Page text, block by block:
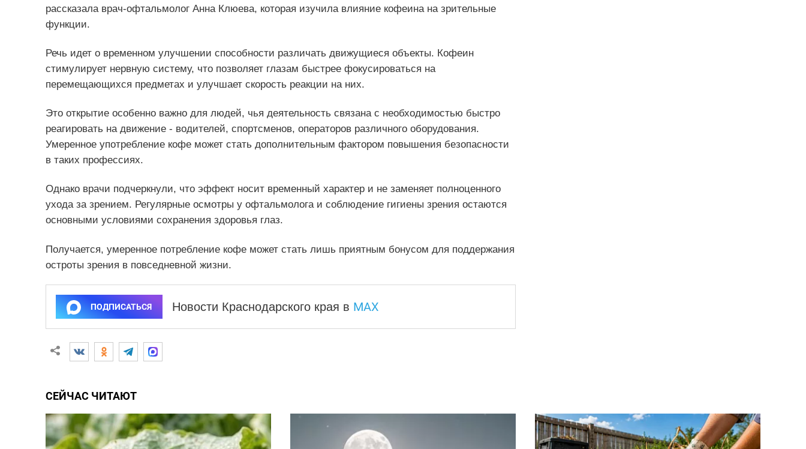
рассказала врач-офтальмолог Анна Клюева, которая изучила влияние кофеина на зрительные
функции.
Речь идет о временном улучшении способности различать движущиеся объекты. Кофеин
стимулирует нервную систему, что позволяет глазам быстрее фокусироваться на
перемещающихся предметах и улучшает скорость реакции на них.
Это открытие особенно важно для людей, чья деятельность связана с необходимостью быстро
реагировать на движение - водителей, спортсменов, операторов различного оборудования.
Умеренное употребление кофе может стать дополнительным фактором повышения безопасности
в таких профессиях.
Однако врачи подчеркнули, что эффект носит временный характер и не заменяет полноценного
ухода за зрением. Регулярные осмотры у офтальмолога и соблюдение гигиены зрения остаются
основными условиями сохранения здоровья глаз.
Получается, умеренное потребление кофе может стать лишь приятным бонусом для поддержания
остроты зрения в повседневной жизни.
ПОДПИСАТЬСЯ Новости Краснодарского края в MAX
СЕЙЧАС ЧИТАЮТ